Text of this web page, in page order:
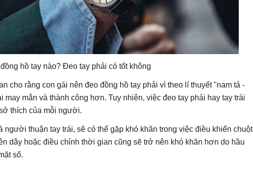
hồ tay nào? Đeo tay phải có tốt không
cho rằng con gái nên đeo đồng hồ tay phải vì theo lí thuyết "nam tả -
mắn và thành công hơn. Tuy nhiên, việc đeo tay phải hay tay trái
thích của mỗi người.
người thuận tay trái, sẽ có thể gặp khó khăn trong việc điều khiển chuột
dây hoặc điều chỉnh thời gian cũng sẽ trở nên khó khăn hơn do hầu
số.